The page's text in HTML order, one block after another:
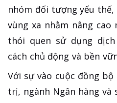
nhóm đối tượng yếu
vùng xa nhằm nâng
thói quen sử dụng
cách chủ động và bền
Với sự vào cuộc đồng
trị, ngành Ngân hàng